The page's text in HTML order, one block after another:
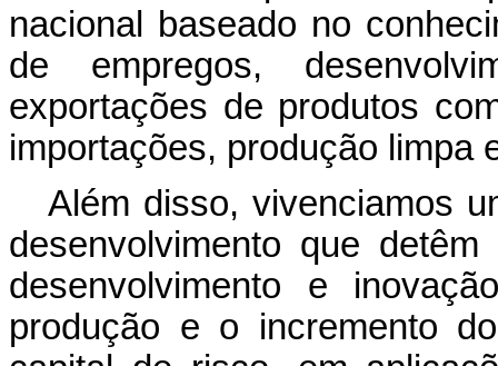
nacional baseado no
de empregos,
exportações de produtos
importações, produção limpa
Além disso, vivenciamos
desenvolvimento que detêm
desenvolvimento e
produção e o incremento